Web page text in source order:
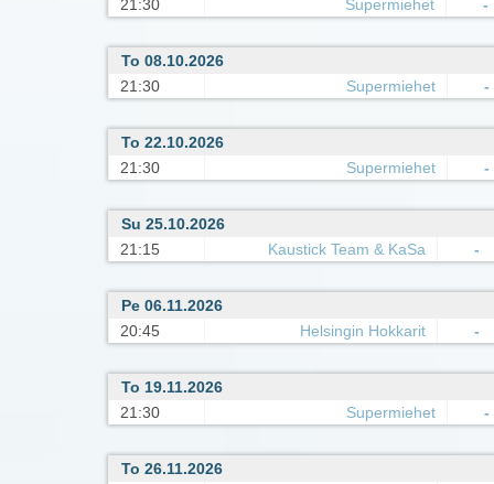
21:30
Supermiehet -
To 08.10.2026
21:30
Supermiehet -
To 22.10.2026
21:30
Supermiehet -
Su 25.10.2026
21:15
Kaustick Team & KaSa -
Pe 06.11.2026
20:45
Helsingin Hokkarit -
To 19.11.2026
21:30
Supermiehet -
To 26.11.2026